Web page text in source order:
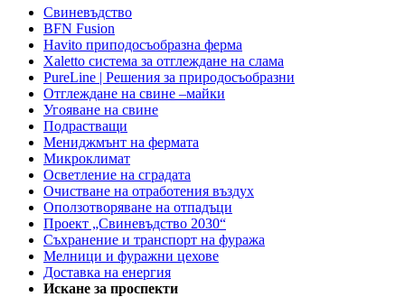
Свиневъдство
BFN Fusion
Havito приподосъобразна ферма
Xaletto система за отглеждане на слама
PureLine | Решения за природосъобразни
Отглеждане на свине –майки
Угояване на свине
Подрастващи
Мениджмънт на фермата
Микроклимат
Осветление на сградата
Очистване на отработения въздух
Оползотворяване на отпадъци
Проект „Свиневъдство 2030“
Съхранение и транспорт на фуража
Мелници и фуражни цехове
Доставка на енергия
Искане за проспекти